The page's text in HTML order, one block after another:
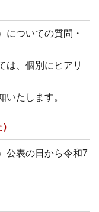
についての質問・
は、個別にヒアリ
いたします。
公表の日から令和7